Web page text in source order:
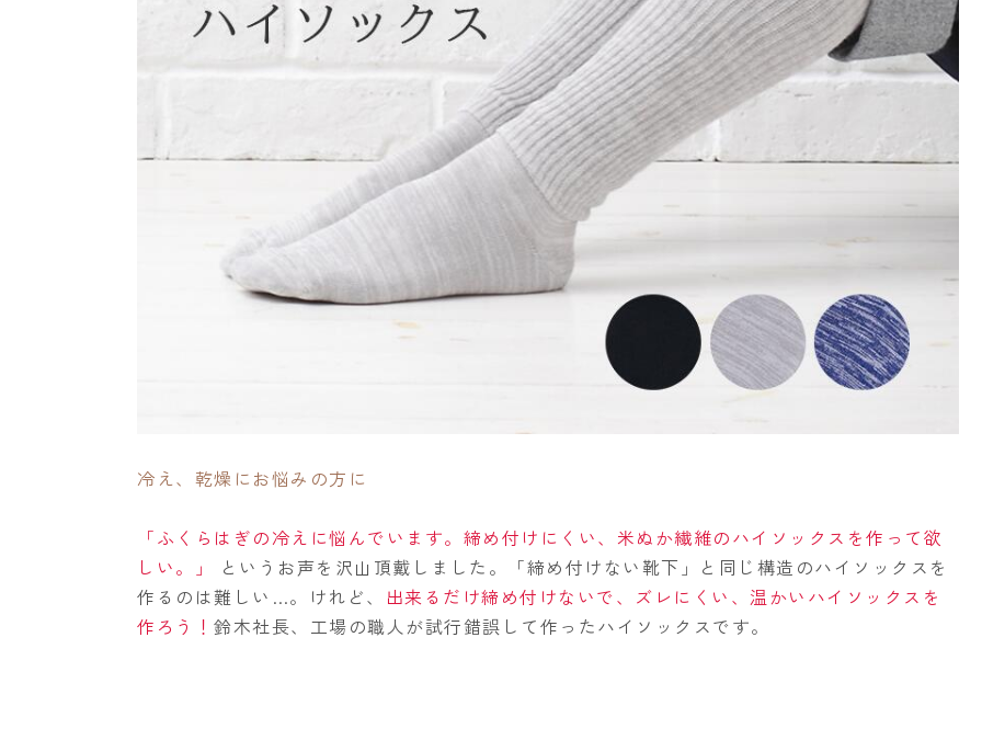
冷え、乾燥にお悩みの方に
「ふくらはぎの冷えに悩んでいます。締め付けにくい、米ぬか繊維のハイソックスを作って欲
しい。」
というお声を沢山頂戴しました。「締め付けない靴下」と同じ構造のハイソックスを
作るのは難しい…。けれど、
出来るだけ締め付けないで、ズレにくい、温かいハイソックスを
作ろう！ 鈴木社長、工場の職人が試行錯誤して作ったハイソックスです。